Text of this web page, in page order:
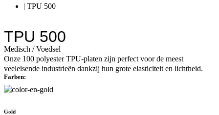
| TPU 500
TPU 500
Medisch / Voedsel
Onze 100 polyester TPU-platen zijn perfect voor de meest
veeleisende industrieën dankzij hun grote elasticiteit en lichtheid.
Farben:
Gold